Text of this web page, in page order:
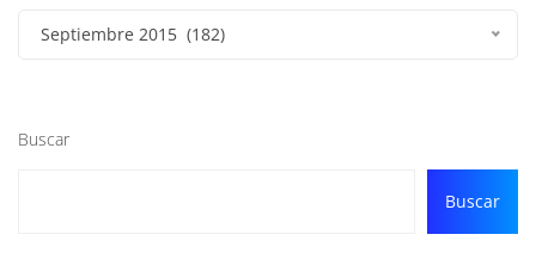
Septiembre 2015 (182)
Buscar
Buscar